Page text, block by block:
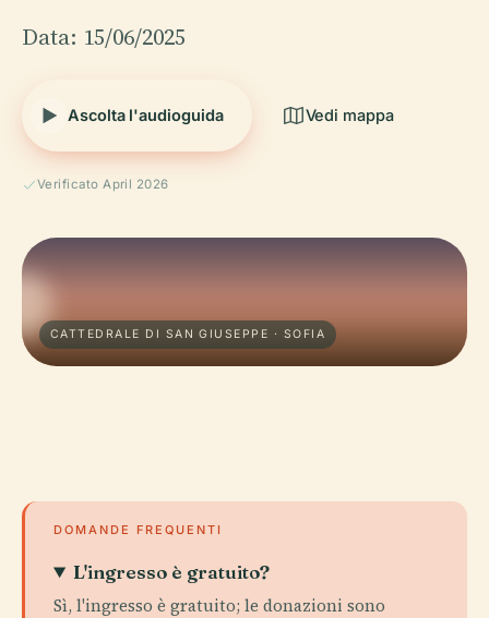
Data: 15/06/2025
Ascolta l'audioguida Vedi mappa
Verificato April 2026
CATTEDRALE DI SAN GIUSEPPE · SOFIA
DOMANDE FREQUENTI
L'ingresso è gratuito?
Sì, l'ingresso è gratuito; le donazioni sono